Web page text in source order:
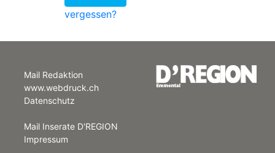
App
vergessen?
Mail Redaktion
www.webdruck.ch
Datenschutz
Mail Inserate D'REGION
Impressum